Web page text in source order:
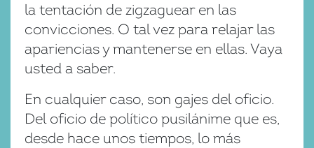
la tentación de zigzaguear en las
convicciones. O tal vez para relajar las
apariencias y mantenerse en ellas. Vaya
usted a saber.
En cualquier caso, son gajes del oficio.
Del oficio de político pusilánime que es,
desde hace unos tiempos, lo más